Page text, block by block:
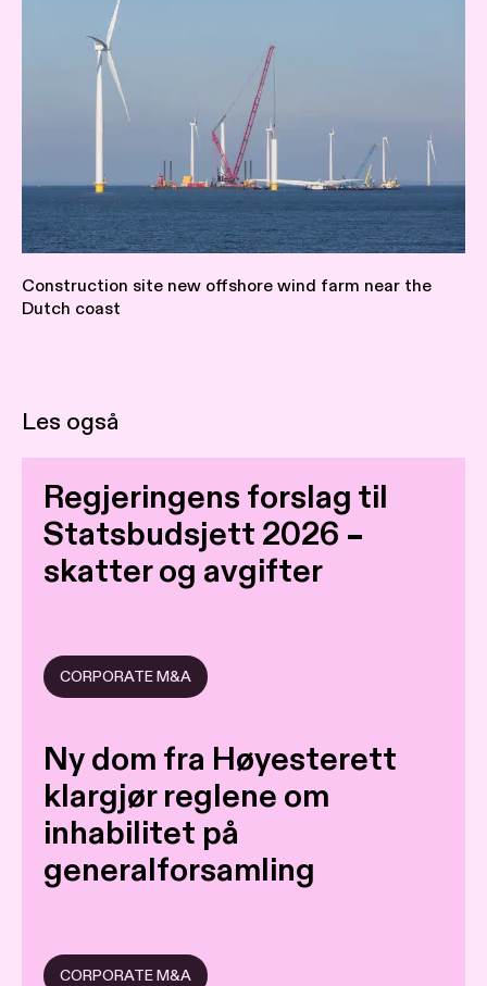
Construction site new offshore wind farm near the
Dutch coast
Les også
Regjeringens forslag til
Statsbudsjett 2026 –
skatter og avgifter
CORPORATE M&A
Ny dom fra Høyesterett
klargjør reglene om
inhabilitet på
generalforsamling
CORPORATE M&A